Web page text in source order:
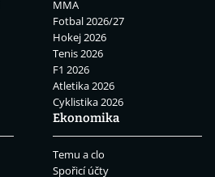
MMA
Fotbal 2026/27
Hokej 2026
Tenis 2026
F1 2026
Atletika 2026
Cyklistika 2026
Ekonomika
Temu a clo
Spořicí účty